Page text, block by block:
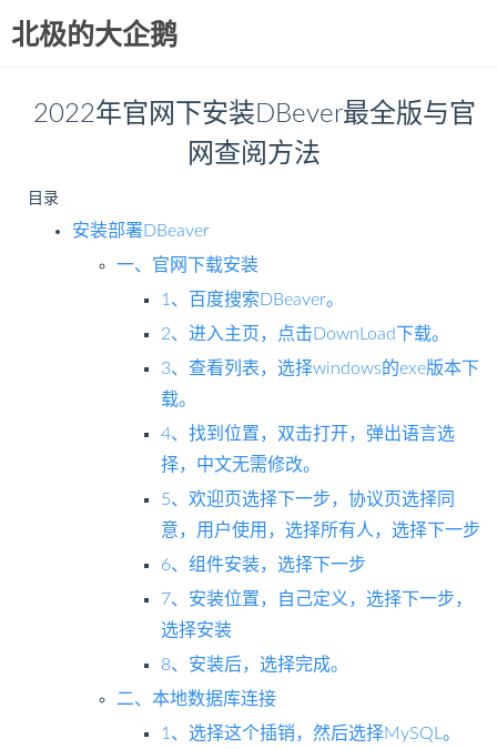
北极的大企鹅
2022年官网下安装DBever最全版与官
网查阅方法
目录
安装部署DBeaver
一、官网下载安装
1、百度搜索DBeaver。
2、进入主页，点击DownLoad下载。
3、查看列表，选择windows的exe版本下
载。
4、找到位置，双击打开，弹出语言选
择，中文无需修改。
5、欢迎页选择下一步，协议页选择同
意，用户使用，选择所有人，选择下一步
6、组件安装，选择下一步
7、安装位置，自己定义，选择下一步，
选择安装
8、安装后，选择完成。
二、本地数据库连接
1、选择这个插销，然后选择MySQL。